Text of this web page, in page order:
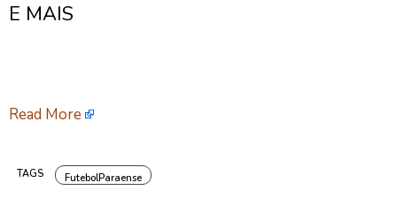
E MAIS
Read More
TAGS FutebolParaense